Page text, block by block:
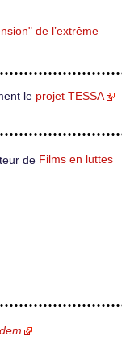
de l’extrême
le projet TESSA
de Films en luttes
dem